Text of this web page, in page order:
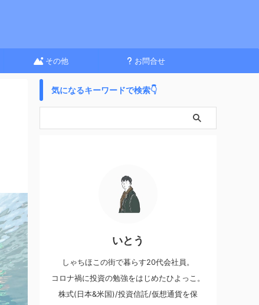
その他 お問合せ
気になるキーワードで検索👇
いとう
しゃちほこの街で暮らす20代会社員。
コロナ禍に投資の勉強をはじめたひよっこ。
株式(日本&米国)/投資信託/仮想通貨を保